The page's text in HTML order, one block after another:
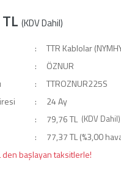
(KDV Dahil)
TTR Kablolar
ÖZNUR
TTROZNUR225S
24 Ay
79,76 TL (KDV Dahil)
77,37 TL (%3,00
den başlayan taksitlerle!